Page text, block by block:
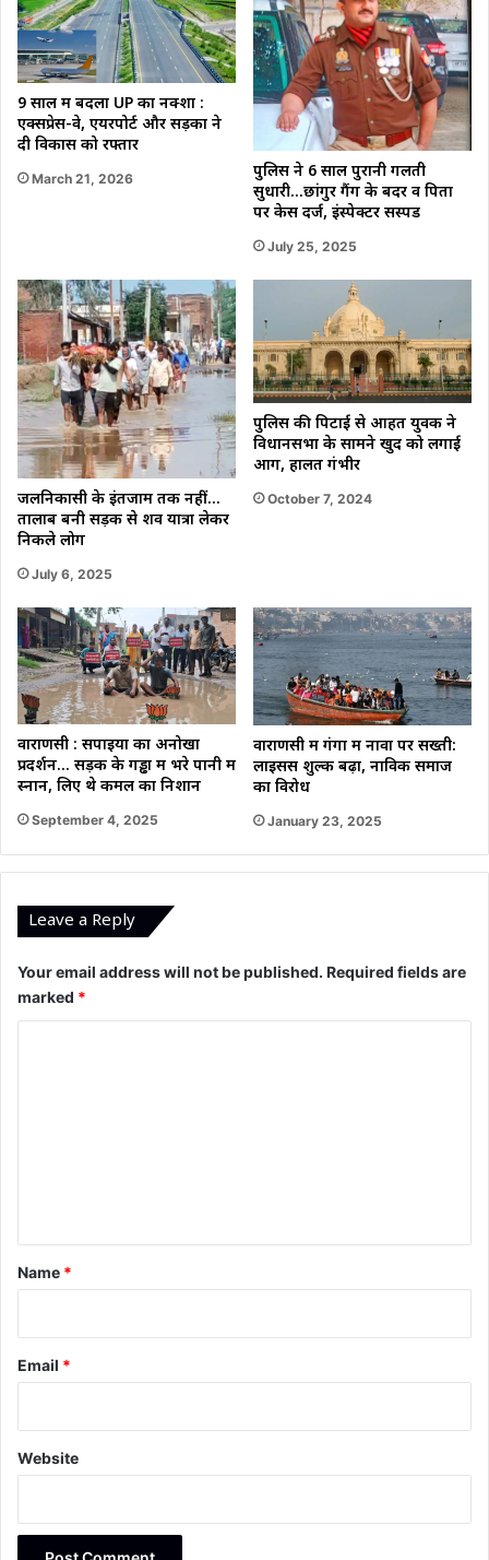
9 साल में बदला UP का नक्शा :
एक्सप्रेस-वे, एयरपोर्ट और सड़कों ने
दी विकास को रफ्तार
March 21, 2026
पुलिस ने 6 साल पुरानी गलती
सुधारी…छांगुर गैंग के बदर व पिता
पर केस दर्ज, इंस्पेक्टर सस्पेंड
July 25, 2025
जलनिकासी के इंतजाम तक नहीं…
तालाब बनी सड़क से शव यात्रा लेकर
निकले लोग
July 6, 2025
पुलिस की पिटाई से आहत युवक ने
विधानसभा के सामने खुद को लगाई
आग, हालत गंभीर
October 7, 2024
वाराणसी : सपाइयों का अनोखा
प्रदर्शन… सड़क के गड्ढों में भरे पानी में
स्नान, लिए थे कमल का निशान
September 4, 2025
वाराणसी में गंगा में नावों पर सख्ती:
लाइसेंस शुल्क बढ़ा, नाविक समाज
का विरोध
January 23, 2025
Leave a Reply
Your email address will not be published. Required fields are
marked *
*
Name *
Email *
Website